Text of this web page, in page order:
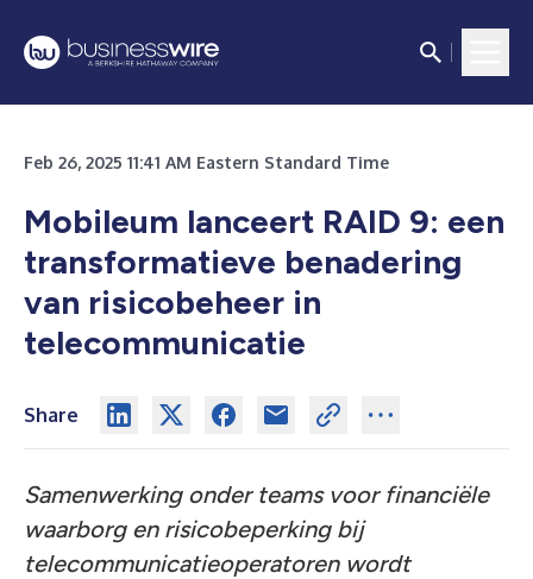
Feb 26, 2025 11:41 AM Eastern Standard Time
Mobileum lanceert RAID 9: een
transformatieve benadering
van risicobeheer in
telecommunicatie
Share
Samenwerking onder teams voor financiële
waarborg en risicobeperking bij
telecommunicatieoperatoren wordt